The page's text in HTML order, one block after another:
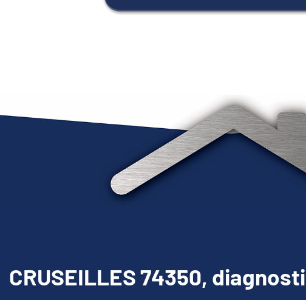
CRUSEILLES 74350,